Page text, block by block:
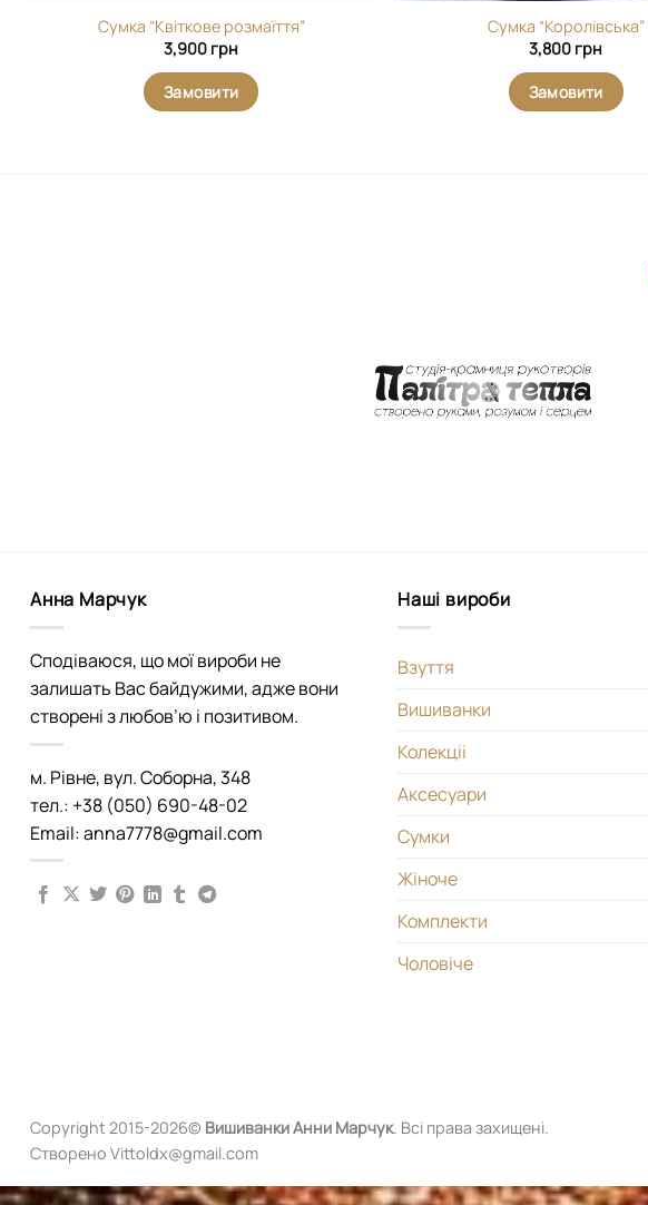
Сумка “Квіткове розмаїття”
3,900 грн
Замовити
Сумка “Королівська”
3,800 грн
Замовити
Анна Марчук
Сподіваюся, що мої вироби не
залишать Вас байдужими, адже вони
створені з любов’ю і позитивом.
м. Рівне, вул. Соборна, 348
тел.: +38 (050) 690-48-02
Email: anna7778@gmail.com
Наші вироби
Взуття
Вишиванки
Колекціі
Аксесуари
Сумки
Жіноче
Комплекти
Чоловіче
Copyright 2015-2026© ВишиванкиАнни Марчук. Всі права захищені.
Створено Vittoldx@gmail.com